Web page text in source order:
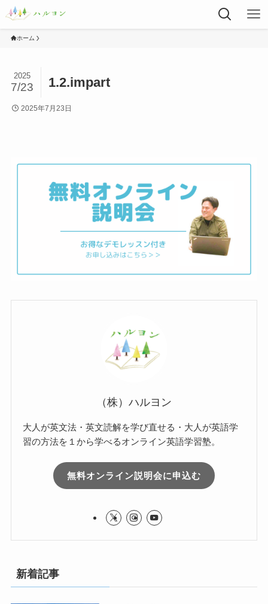
ホーム
1.2.impart
2025
7/23
2025年7月23日
（株）ハルヨン
大人が英文法・英文読解を学び直せる・大人が英語学
習の方法を１から学べるオンライン英語学習塾。
無料オンライン説明会に申込む
新着記事